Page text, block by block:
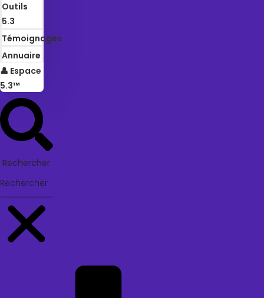
Outils
5.3
Témoignages
Annuaire
👤 Espace
5.3™
Rechercher